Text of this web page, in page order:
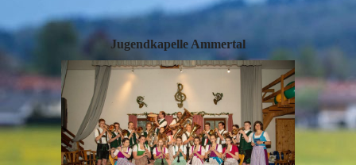
Jugendkapelle Ammertal